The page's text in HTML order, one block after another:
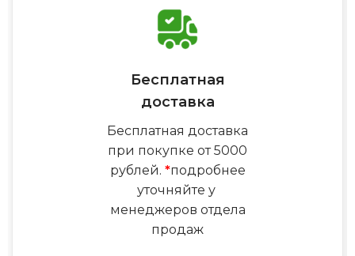
Бесплатная
доставка
Бесплатная доставка
при покупке от 5000
рублей. *подробнее
уточняйте у
менеджеров отдела
продаж